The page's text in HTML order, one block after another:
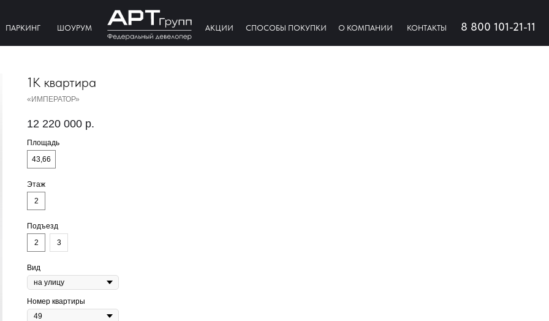
ШОУРУМ
ПАРКИНГ АКЦИИ СПОСОБЫ ПОКУПКИ О КОМПАНИИ КОНТАКТЫ 8 800 101-21-11
1К квартира
«ИМПЕРАТОР»
12 220 000 р.
Площадь
43,66
Этаж
2
Подъезд
2
3
Вид
Номер квартиры